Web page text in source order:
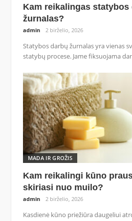
Kam reikalingas statybos
žurnalas?
admin 2 birželio, 2026
Statybos darbų žurnalas yra vienas
statybų procese. Jame fiksuojama
MADA IR GROŽIS
Kam reikalingi kūno
skiriasi nuo muilo?
admin 2 birželio, 2026
Kasdienė kūno priežiūra daugeliui